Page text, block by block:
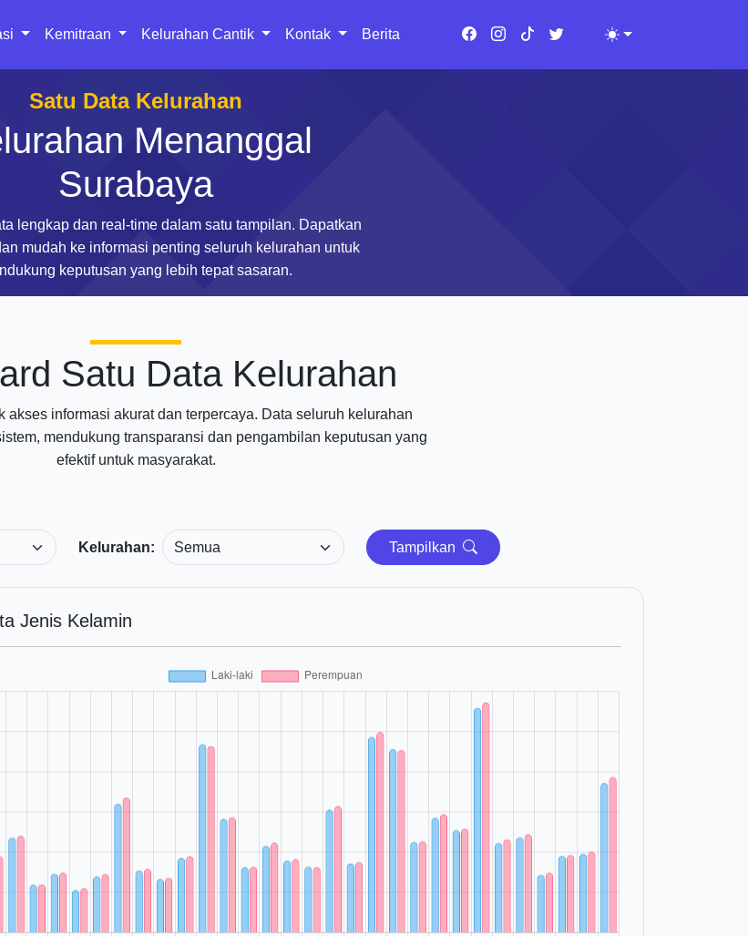
Kemitraan Kelurahan Cantik Kontak Berita
Toggle theme
Satu Data Kelurahan
Menanggal
Surabaya
lengkap dan real-time dalam satu tampilan. Dapatkan
mudah ke informasi penting seluruh kelurahan untuk
keputusan yang lebih tepat sasaran.
Satu Data Kelurahan
akses informasi akurat dan terpercaya. Data seluruh kelurahan
mendukung transparansi dan pengambilan keputusan yang
efektif untuk masyarakat.
Kelurahan: Tampilkan
Jenis Kelamin